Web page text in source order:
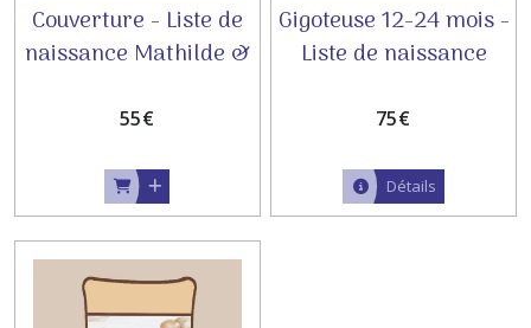
Couverture - Liste de
naissance Mathilde &
55€
Gigoteuse 12-24 mois -
Liste de naissance
75€
Détails